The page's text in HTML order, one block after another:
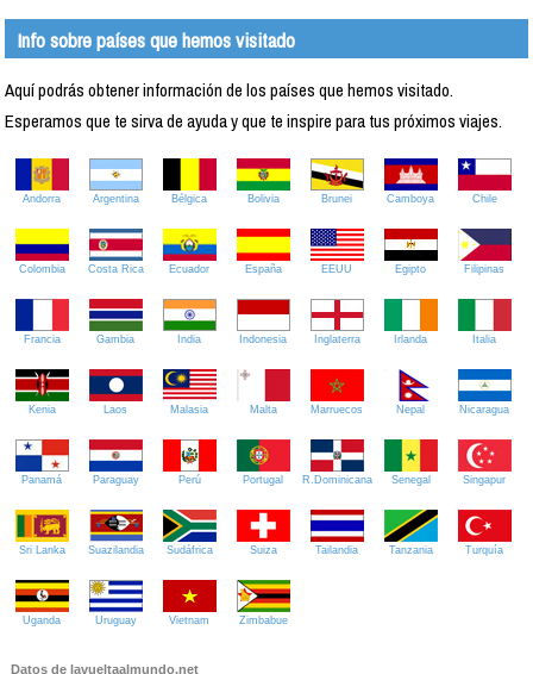
Info sobre países que hemos visitado
Aquí podrás obtener información de los países que hemos visitado.
Esperamos que te sirva de ayuda y que te inspire para tus próximos viajes.
Andorra Argentina Bélgica Bolivia Brunei Camboya Chile
Colombia Costa Rica Ecuador España EEUU Egipto Filipinas
Francia Gambia India Indonesia Inglaterra Irlanda Italia
Kenia Laos Malasia Malta Marruecos Nepal Nicaragua
Panamá Paraguay Perú Portugal R.Dominicana Senegal Singapur
Sri Lanka Suazilandia Sudáfrica Suiza Tailandia Tanzania Turquía
Uganda Uruguay Vietnam Zimbabue
Datos de lavueltaalmundo.net